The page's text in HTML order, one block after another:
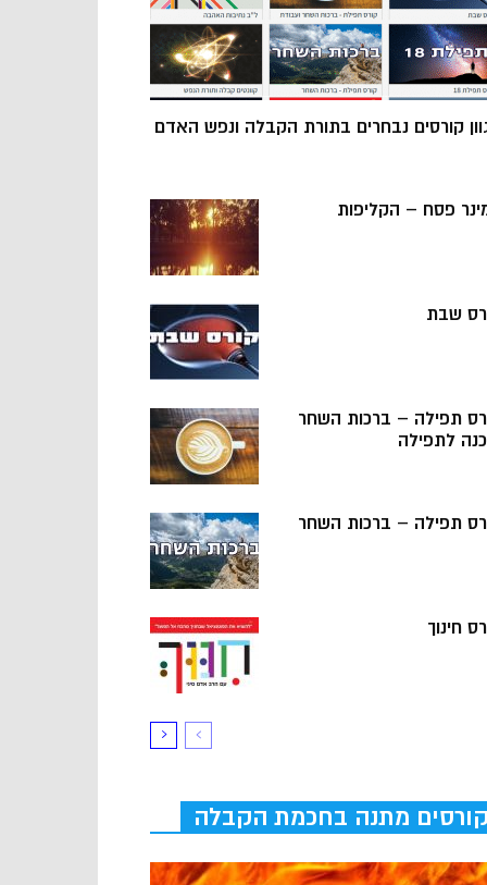
קורסים נבחרים בתורת הקבלה ונפש האדם
פסח – הקליפות
שבת
תפילה – ברכות השחר
לתפילה
תפילה – ברכות השחר
חינוך
קורסים מתנה בחכמת הקבלה